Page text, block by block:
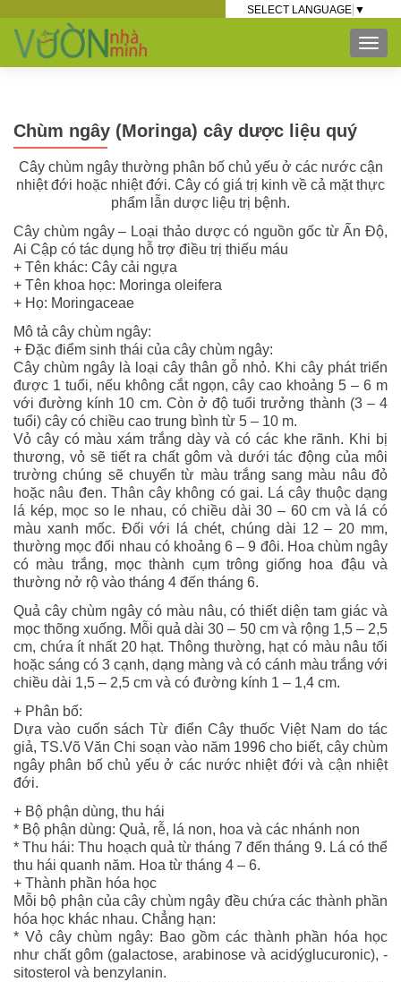
SELECT LANGUAGE ▼
Chùm ngây (Moringa) cây dược liệu quý
Cây chùm ngây thường phân bố chủ yếu ở các nước cận
nhiệt đới hoặc nhiệt đới. Cây có giá trị kinh về cả mặt thực
phẩm lẫn dược liệu trị bệnh.
Cây chùm ngây – Loại thảo dược có nguồn gốc từ Ấn Độ,
Ai Cập có tác dụng hỗ trợ điều trị thiếu máu
+ Tên khác: Cây cải ngựa
+ Tên khoa học: Moringa oleifera
+ Họ: Moringaceae
Mô tả cây chùm ngây:
+ Đặc điểm sinh thái của cây chùm ngây:
Cây chùm ngây là loại cây thân gỗ nhỏ. Khi cây phát triển
được 1 tuổi, nếu không cắt ngọn, cây cao khoảng 5 – 6 m
với đường kính 10 cm. Còn ở độ tuổi trưởng thành (3 – 4
tuổi) cây có chiều cao trung bình từ 5 – 10 m.
Vỏ cây có màu xám trắng dày và có các khe rãnh. Khi bị
thương, vỏ sẽ tiết ra chất gôm và dưới tác động của môi
trường chúng sẽ chuyển từ màu trắng sang màu nâu đỏ
hoặc nâu đen. Thân cây không có gai. Lá cây thuộc dạng
lá kép, mọc so le nhau, có chiều dài 30 – 60 cm và lá có
màu xanh mốc. Đối với lá chét, chúng dài 12 – 20 mm,
thường mọc đối nhau có khoảng 6 – 9 đôi. Hoa chùm ngây
có màu trắng, mọc thành cụm trông giống hoa đậu và
thường nở rộ vào tháng 4 đến tháng 6.
Quả cây chùm ngây có màu nâu, có thiết diện tam giác và
mọc thõng xuống. Mỗi quả dài 30 – 50 cm và rộng 1,5 – 2,5
cm, chứa ít nhất 20 hạt. Thông thường, hạt có màu nâu tối
hoặc sáng có 3 cạnh, dạng màng và có cánh màu trắng với
chiều dài 1,5 – 2,5 cm và có đường kính 1 – 1,4 cm.
+ Phân bố:
Dựa vào cuốn sách Từ điển Cây thuốc Việt Nam do tác
giả, TS.Võ Văn Chi soạn vào năm 1996 cho biết, cây chùm
ngây phân bố chủ yếu ở các nước nhiệt đới và cận nhiệt
đới.
+ Bộ phận dùng, thu hái
* Bộ phận dùng: Quả, rễ, lá non, hoa và các nhánh non
* Thu hái: Thu hoạch quả từ tháng 7 đến tháng 9. Lá có thể
thu hái quanh năm. Hoa từ tháng 4 – 6.
+ Thành phần hóa học
Mỗi bộ phận của cây chùm ngây đều chứa các thành phần
hóa học khác nhau. Chẳng hạn:
* Vỏ cây chùm ngây: Bao gồm các thành phần hóa học
như chất gôm (galactose, arabinose và acidýglucuronic), -
sitosterol và benzylanin.